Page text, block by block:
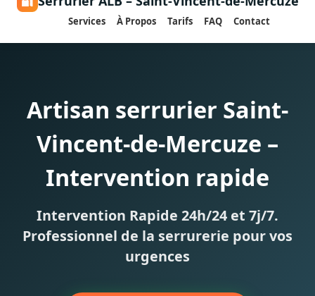
Services À Propos Tarifs FAQ Contact
Artisan serrurier Saint-
Vincent-de-Mercuze –
Intervention rapide
Intervention Rapide 24h/24 et 7j/7.
Professionnel de la serrurerie pour vos
urgences